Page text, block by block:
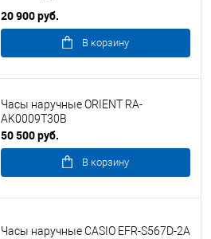
20 900 руб.
В корзину
Часы наручные ORIENT RA-
AK0009T30B
50 500 руб.
В корзину
Часы наручные CASIO EFR-S567D-2A